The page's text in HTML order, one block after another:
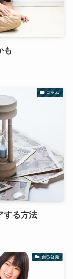
も
コラム
する方法
自己啓発